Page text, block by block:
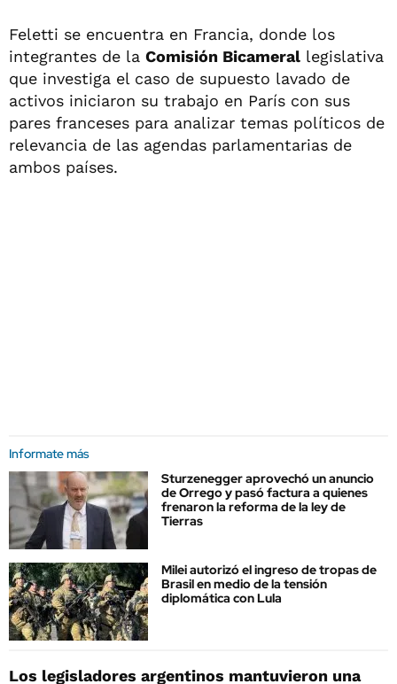
Feletti se encuentra en Francia, donde los
integrantes de la Comisión Bicameral legislativa
que investiga el caso de supuesto lavado de
activos iniciaron su trabajo en París con sus
pares franceses para analizar temas políticos de
relevancia de las agendas parlamentarias de
ambos países.
Informate más
Sturzenegger aprovechó un anuncio
de Orrego y pasó factura a quienes
frenaron la reforma de la ley de
Tierras
Milei autorizó el ingreso de tropas de
Brasil en medio de la tensión
diplomática con Lula
Los legisladores argentinos mantuvieron una